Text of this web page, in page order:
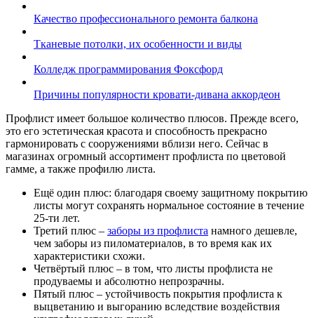
Качество профессионального ремонта балкона
Тканевые потолки, их особенности и виды
Колледж программирования Фоксфорд
Причины популярности кровати-дивана аккордеон
Профлист имеет большое количество плюсов. Прежде всего,
это его эстетическая красота и способность прекрасно
гармонировать с сооружениями вблизи него. Сейчас в
магазинах огромный ассортимент профлиста по цветовой
гамме, а также профилю листа.
Ещё один плюс: благодаря своему защитному покрытию
листы могут сохранять нормальное состояние в течение
25-ти лет.
Третий плюс – заборы из профлиста намного дешевле,
чем заборы из пиломатериалов, в то время как их
характеристики схожи.
Четвёртый плюс – в том, что листы профлиста не
продуваемы и абсолютно непрозрачны.
Пятый плюс – устойчивость покрытия профлиста к
выцветанию и выгоранию вследствие воздействия